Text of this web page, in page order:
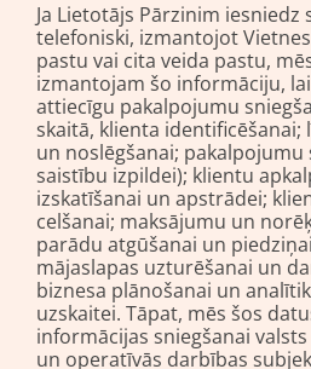
Ja Lietotājs Pārzinim
telefoniski, izmantojot
pastu vai cita veida pastu,
izmantojam šo informāciju,
attiecīgu pakalpojumu
skaitā, klienta identificēšanai;
un noslēgšanai; pakalpojumu
saistību izpildei); klientu
izskatīšanai un apstrādei;
celšanai; maksājumu un
parādu atgūšanai un
mājaslapas uzturēšanai un
biznesa plānošanai un
uzskaitei. Tāpat, mēs šos
informācijas sniegšanai
un operatīvās darbības